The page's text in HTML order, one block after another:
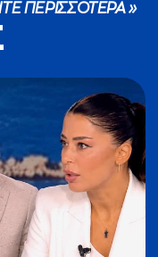
ΠΕΡΙΣΣΟΤΕΡΑ »